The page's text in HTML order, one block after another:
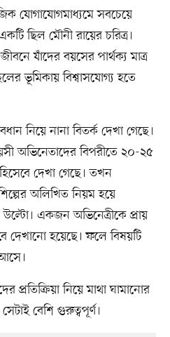
যোগাযোগমাধ্যমে সবচেয়ে
ছিল মৌনী রায়ের চরিত্র।
যাঁদের বয়সের পার্থক্য মাত্র
ভূমিকায় বিশ্বাসযোগ্য হতে
নিয়ে নানা বিতর্ক দেখা গেছে।
অভিনেতাদের বিপরীতে ২০-২৫
দেখা গেছে। তখন
অলিখিত নিয়ম হয়ে
উল্টো। একজন অভিনেত্রীকে প্রায়
দেখানো হয়েছে। ফলে বিষয়টি
প্রতিক্রিয়া নিয়ে মাথা ঘামানোর
বেশি গুরুত্বপূর্ণ।